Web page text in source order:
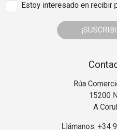
Estoy interesado en recibir
Rúa
15200
A
Llámanos: +34